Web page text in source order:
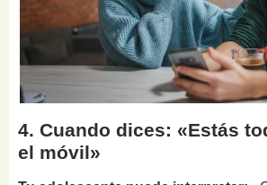
4. Cuando dices: «Estás
el móvil»